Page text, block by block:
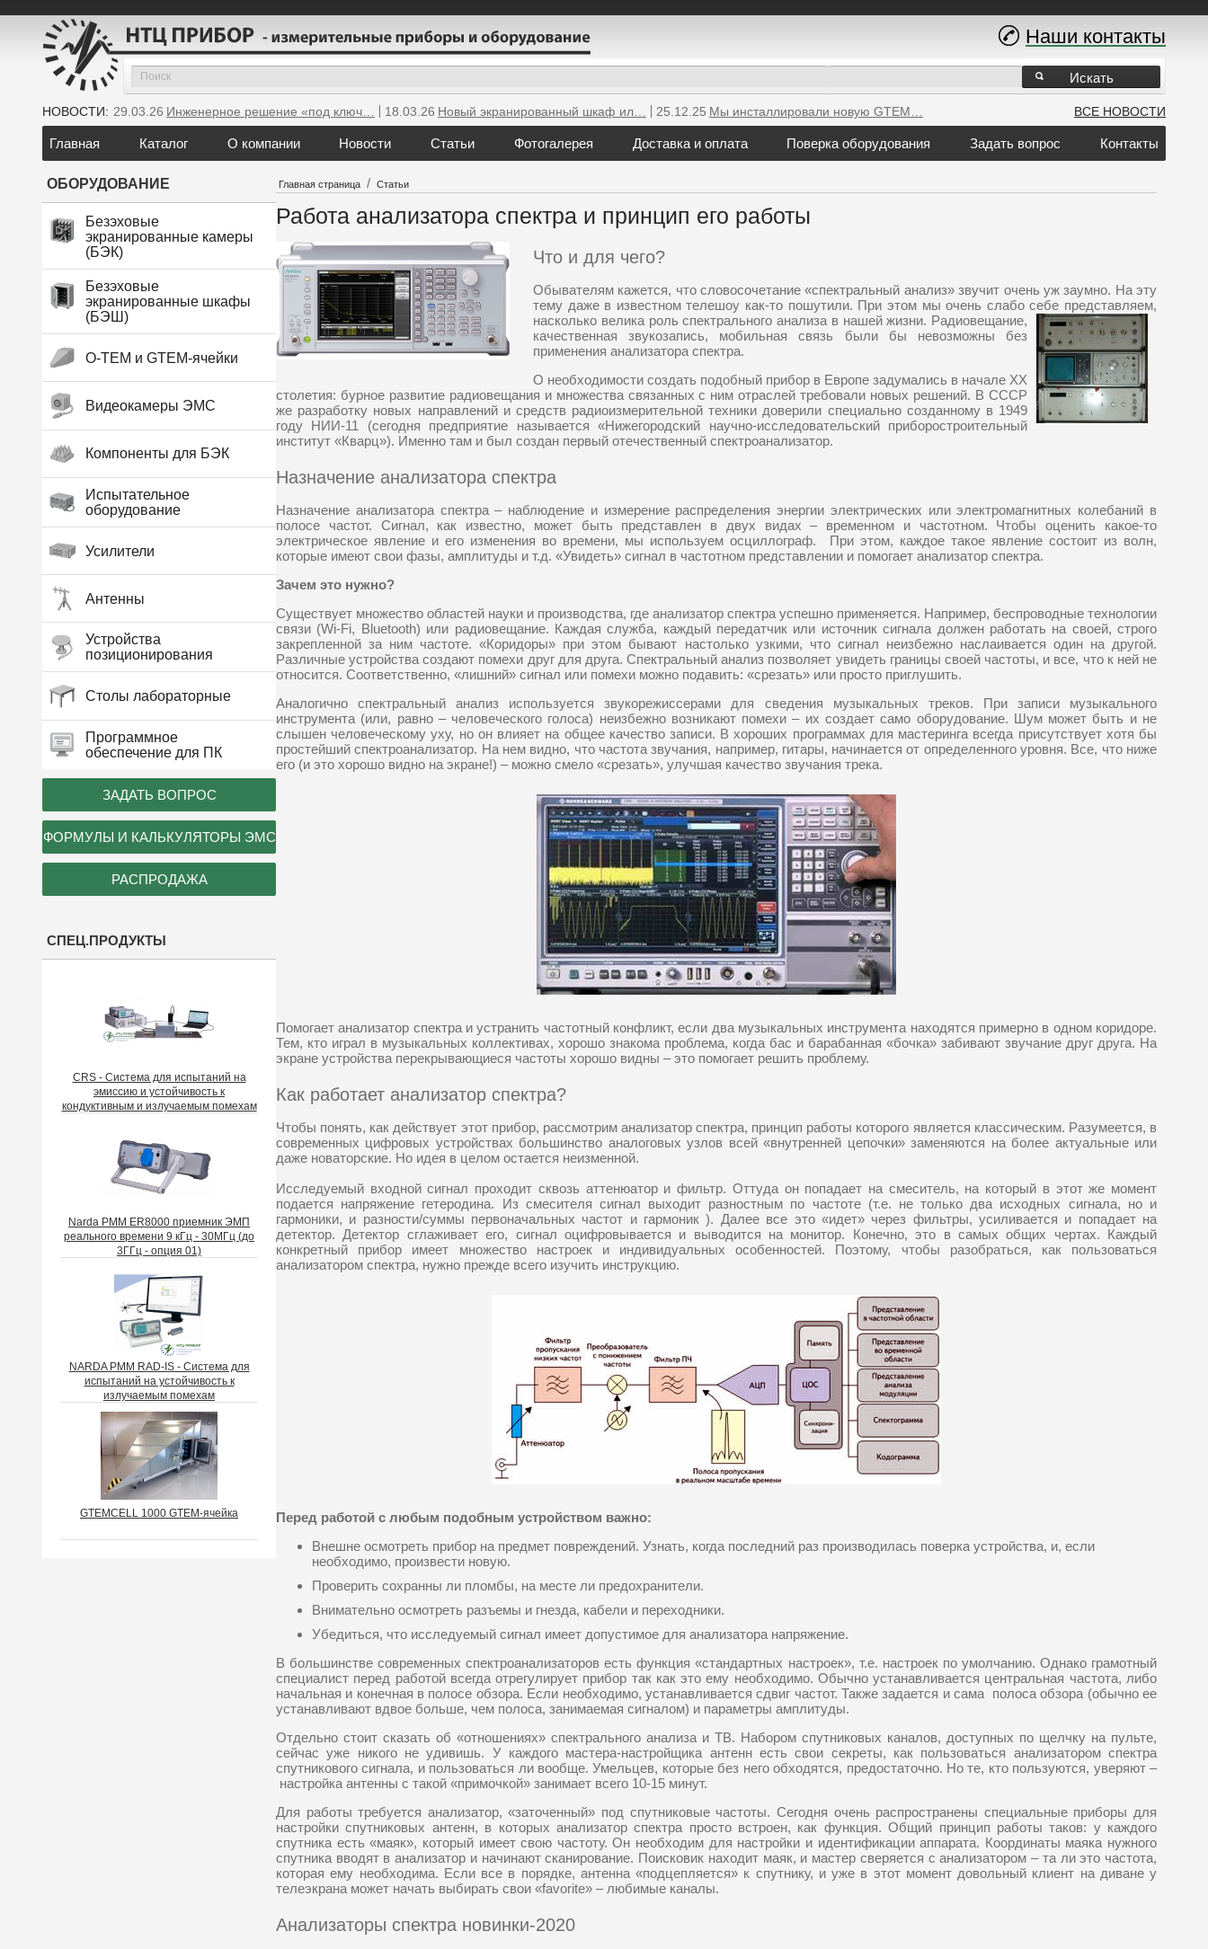
НОВОСТИ: 29.03.26 Инженерное решение «под ключ… 18.03.26 Новый экранированный шкаф ил… 25.12.25 Мы инсталлировали новую GTEM… ВСЕ НОВОСТИ
Главная Каталог О компании Новости Статьи Фотогалерея Доставка и оплата Поверка оборудования Задать вопрос Контакты
Искать
Наши контакты
ОБОРУДОВАНИЕ
Безэховые
экранированные камеры
(БЭК)
Безэховые
экранированные шкафы
(БЭШ)
O-TEM и GTEM-ячейки
Видеокамеры ЭМС
Компоненты для БЭК
Испытательное
оборудование
Усилители
Антенны
Устройства
позиционирования
Столы лабораторные
Программное
обеспечение для ПК
ЗАДАТЬ ВОПРОС
ФОРМУЛЫ И КАЛЬКУЛЯТОРЫ ЭМС
РАСПРОДАЖА
СПЕЦ.ПРОДУКТЫ
CRS - Система для испытаний на
эмиссию и устойчивость к
кондуктивным и излучаемым помехам
Narda PMM ER8000 приемник ЭМП
реального времени 9 кГц - 30МГц (до
3ГГц - опция 01)
NARDA PMM RAD-IS - Система для
испытаний на устойчивость к
излучаемым помехам
GTEMCELL 1000 GTEM-ячейка
Главная страница / Статьи
Работа анализатора спектра и принцип его работы
Что и для чего?
Обывателям кажется, что словосочетание «спектральный анализ» звучит очень уж заумно. На эту
тему даже в известном телешоу как-то пошутили. При этом мы очень слабо себе представляем,
насколько велика роль спектрального анализа в нашей жизни. Радиовещание,
качественная звукозапись, мобильная связь были бы невозможны без
применения анализатора спектра.
О необходимости создать подобный прибор в Европе задумались в начале XX
столетия: бурное развитие радиовещания и множества связанных с ним отраслей требовали новых решений. В СССР
же разработку новых направлений и средств радиоизмерительной техники доверили специально созданному в 1949
году НИИ-11 (сегодня предприятие называется «Нижегородский научно-исследовательский приборостроительный
институт «Кварц»). Именно там и был создан первый отечественный спектроанализатор.
Назначение анализатора спектра
Назначение анализатора спектра – наблюдение и измерение распределения энергии электрических или электромагнитных колебаний в
полосе частот. Сигнал, как известно, может быть представлен в двух видах – временном и частотном. Чтобы оценить какое-то
электрическое явление и его изменения во времени, мы используем осциллограф. При этом, каждое такое явление состоит из волн,
которые имеют свои фазы, амплитуды и т.д. «Увидеть» сигнал в частотном представлении и помогает анализатор спектра.
Зачем это нужно?
Существует множество областей науки и производства, где анализатор спектра успешно применяется. Например, беспроводные технологии
связи (Wi-Fi, Bluetooth) или радиовещание. Каждая служба, каждый передатчик или источник сигнала должен работать на своей, строго
закрепленной за ним частоте. «Коридоры» при этом бывают настолько узкими, что сигнал неизбежно наслаивается один на другой.
Различные устройства создают помехи друг для друга. Спектральный анализ позволяет увидеть границы своей частоты, и все, что к ней не
относится. Соответственно, «лишний» сигнал или помехи можно подавить: «срезать» или просто приглушить.
Аналогично спектральный анализ используется звукорежиссерами для сведения музыкальных треков. При записи музыкального
инструмента (или, равно – человеческого голоса) неизбежно возникают помехи – их создает само оборудование. Шум может быть и не
слышен человеческому уху, но он влияет на общее качество записи. В хороших программах для мастеринга всегда присутствует хотя бы
простейший спектроанализатор. На нем видно, что частота звучания, например, гитары, начинается от определенного уровня. Все, что ниже
его (и это хорошо видно на экране!) – можно смело «срезать», улучшая качество звучания трека.
Помогает анализатор спектра и устранить частотный конфликт, если два музыкальных инструмента находятся примерно в одном коридоре.
Тем, кто играл в музыкальных коллективах, хорошо знакома проблема, когда бас и барабанная «бочка» забивают звучание друг друга. На
экране устройства перекрывающиеся частоты хорошо видны – это помогает решить проблему.
Как работает анализатор спектра?
Чтобы понять, как действует этот прибор, рассмотрим анализатор спектра, принцип работы которого является классическим. Разумеется, в
современных цифровых устройствах большинство аналоговых узлов всей «внутренней цепочки» заменяются на более актуальные или
даже новаторские. Но идея в целом остается неизменной.
Исследуемый входной сигнал проходит сквозь аттенюатор и фильтр. Оттуда он попадает на смеситель, на который в этот же момент
подается напряжение гетеродина. Из смесителя сигнал выходит разностным по частоте (т.е. не только два исходных сигнала, но и
гармоники, и разности/суммы первоначальных частот и гармоник ). Далее все это «идет» через фильтры, усиливается и попадает на
детектор. Детектор сглаживает его, сигнал оцифровывается и выводится на монитор. Конечно, это в самых общих чертах. Каждый
конкретный прибор имеет множество настроек и индивидуальных особенностей. Поэтому, чтобы разобраться, как пользоваться
анализатором спектра, нужно прежде всего изучить инструкцию.
Перед работой с любым подобным устройством важно:
Внешне осмотреть прибор на предмет повреждений. Узнать, когда последний раз производилась поверка устройства, и, если
необходимо, произвести новую.
Проверить сохранны ли пломбы, на месте ли предохранители.
Внимательно осмотреть разъемы и гнезда, кабели и переходники.
Убедиться, что исследуемый сигнал имеет допустимое для анализатора напряжение.
В большинстве современных спектроанализаторов есть функция «стандартных настроек», т.е. настроек по умолчанию. Однако грамотный
специалист перед работой всегда отрегулирует прибор так как это ему необходимо. Обычно устанавливается центральная частота, либо
начальная и конечная в полосе обзора. Если необходимо, устанавливается сдвиг частот. Также задается и сама полоса обзора (обычно ее
устанавливают вдвое больше, чем полоса, занимаемая сигналом) и параметры амплитуды.
Отдельно стоит сказать об «отношениях» спектрального анализа и ТВ. Набором спутниковых каналов, доступных по щелчку на пульте,
сейчас уже никого не удивишь. У каждого мастера-настройщика антенн есть свои секреты, как пользоваться анализатором спектра
спутникового сигнала, и пользоваться ли вообще. Умельцев, которые без него обходятся, предостаточно. Но те, кто пользуются, уверяют –
настройка антенны с такой «примочкой» занимает всего 10-15 минут.
Для работы требуется анализатор, «заточенный» под спутниковые частоты. Сегодня очень распространены специальные приборы для
настройки спутниковых антенн, в которых анализатор спектра просто встроен, как функция. Общий принцип работы таков: у каждого
спутника есть «маяк», который имеет свою частоту. Он необходим для настройки и идентификации аппарата. Координаты маяка нужного
спутника вводят в анализатор и начинают сканирование. Поисковик находит маяк, и мастер сверяется с анализатором – та ли это частота,
которая ему необходима. Если все в порядке, антенна «подцепляется» к спутнику, и уже в этот момент довольный клиент на диване у
телеэкрана может начать выбирать свои «favorite» – любимые каналы.
Анализаторы спектра новинки-2020